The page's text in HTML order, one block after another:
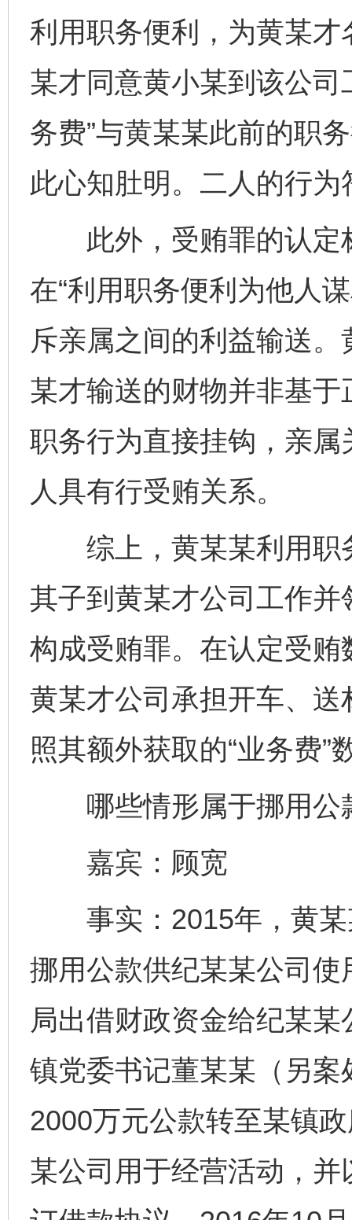
利用职务便利，为黄某
某才同意黄小某到该公司
务费”与黄某某此前的职
此心知肚明。二人的行
此外，受贿罪的认定
在“利用职务便利为他人
斥亲属之间的利益输送
某才输送的财物并非基
职务行为直接挂钩，亲属
人具有行受贿关系。
综上，黄某某利用职
其子到黄某才公司工作并
构成受贿罪。在认定受
黄某才公司承担开车、
照其额外获取的“业务费”
哪些情形属于挪用公
嘉宾：顾宽
事实：2015年，黄某
挪用公款供纪某某公司
局出借财政资金给纪某
镇党委书记董某某（另
2000万元公款转至某镇
某公司用于经营活动，